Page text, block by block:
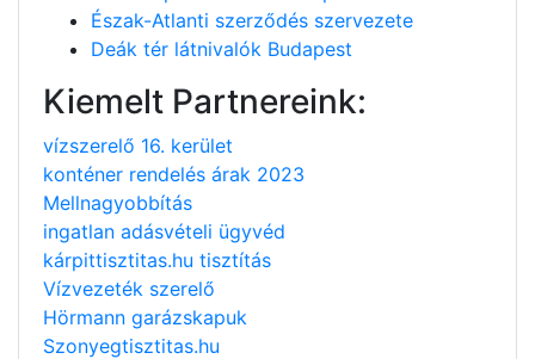
Észak-Atlanti szerződés szervezete
Deák tér látnivalók Budapest
Kiemelt Partnereink:
vízszerelő 16. kerület
konténer rendelés árak 2023
Mellnagyobbítás
ingatlan adásvételi ügyvéd
kárpittisztitas.hu tisztítás
Vízvezeték szerelő
Hörmann garázskapuk
Szonyegtisztitas.hu